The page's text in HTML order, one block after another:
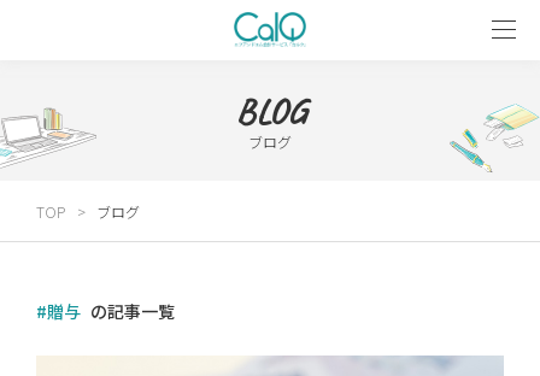
BLOG
ブログ
TOP ブログ
#贈与 の記事一覧